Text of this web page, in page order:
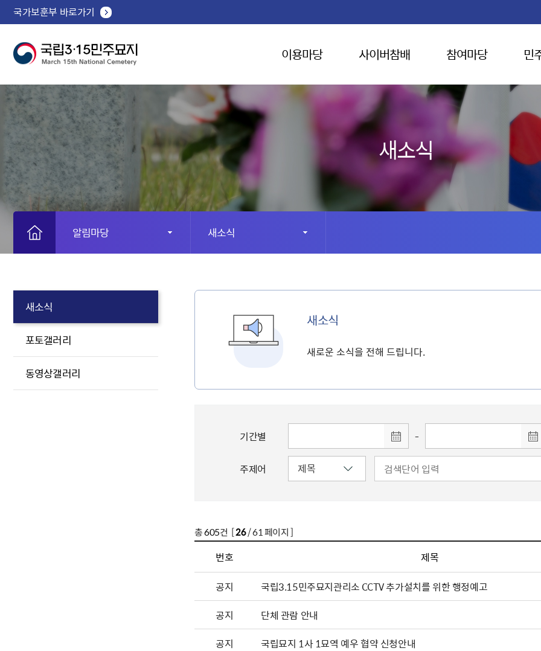
국가보훈부 바로가기
이용마당 사이버참배 참여마당 민
새소식
알림마당 새소식
새소식
포토갤러리
동영상갤러리
새소식
새로운 소식을 전해 드립니다.
기간별 -
주제어
총605건 [26/ 61 페이지 ]
번호 제목
공지
국립3.15민주묘지관리소 CCTV 추가설치를 위한 행정예고
공지
단체 관람 안내
공지
국립묘지 1사 1묘역 예우 협약 신청안내